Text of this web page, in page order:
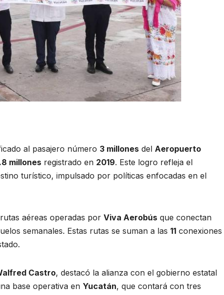
al pasajero número 3 millones del Aeropuerto
millones registrado en 2019. Este logro refleja el
turístico, impulsado por políticas enfocadas en el
aéreas operadas por Viva Aerobús que conectan
semanales. Estas rutas se suman a las 11 conexiones
Castro, destacó la alianza con el gobierno estatal
base operativa en Yucatán, que contará con tres